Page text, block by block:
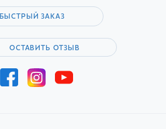
БЫСТРЫЙ ЗАКАЗ
ОСТАВИТЬ ОТЗЫВ